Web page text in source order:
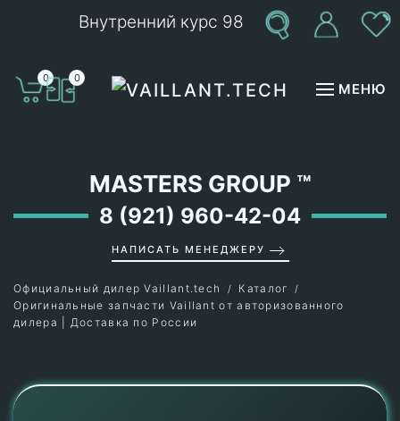
Внутренний курс 98
0 0
МЕНЮ
MASTERS GROUP ™
8 (921) 960-42-04
НАПИСАТЬ МЕНЕДЖЕРУ
Официальный дилер Vaillant.tech
Каталог
Оригинальные запчасти Vaillant от авторизованного
дилера | Доставка по России